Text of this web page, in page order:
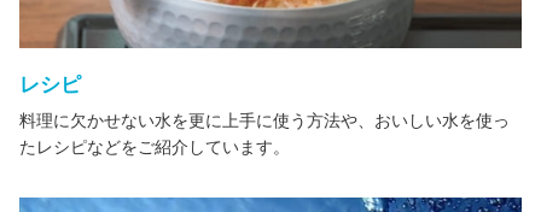
レシピ
料理に欠かせない水を更に上手に使う方法や、おいしい水を使っ
たレシピなどをご紹介しています。